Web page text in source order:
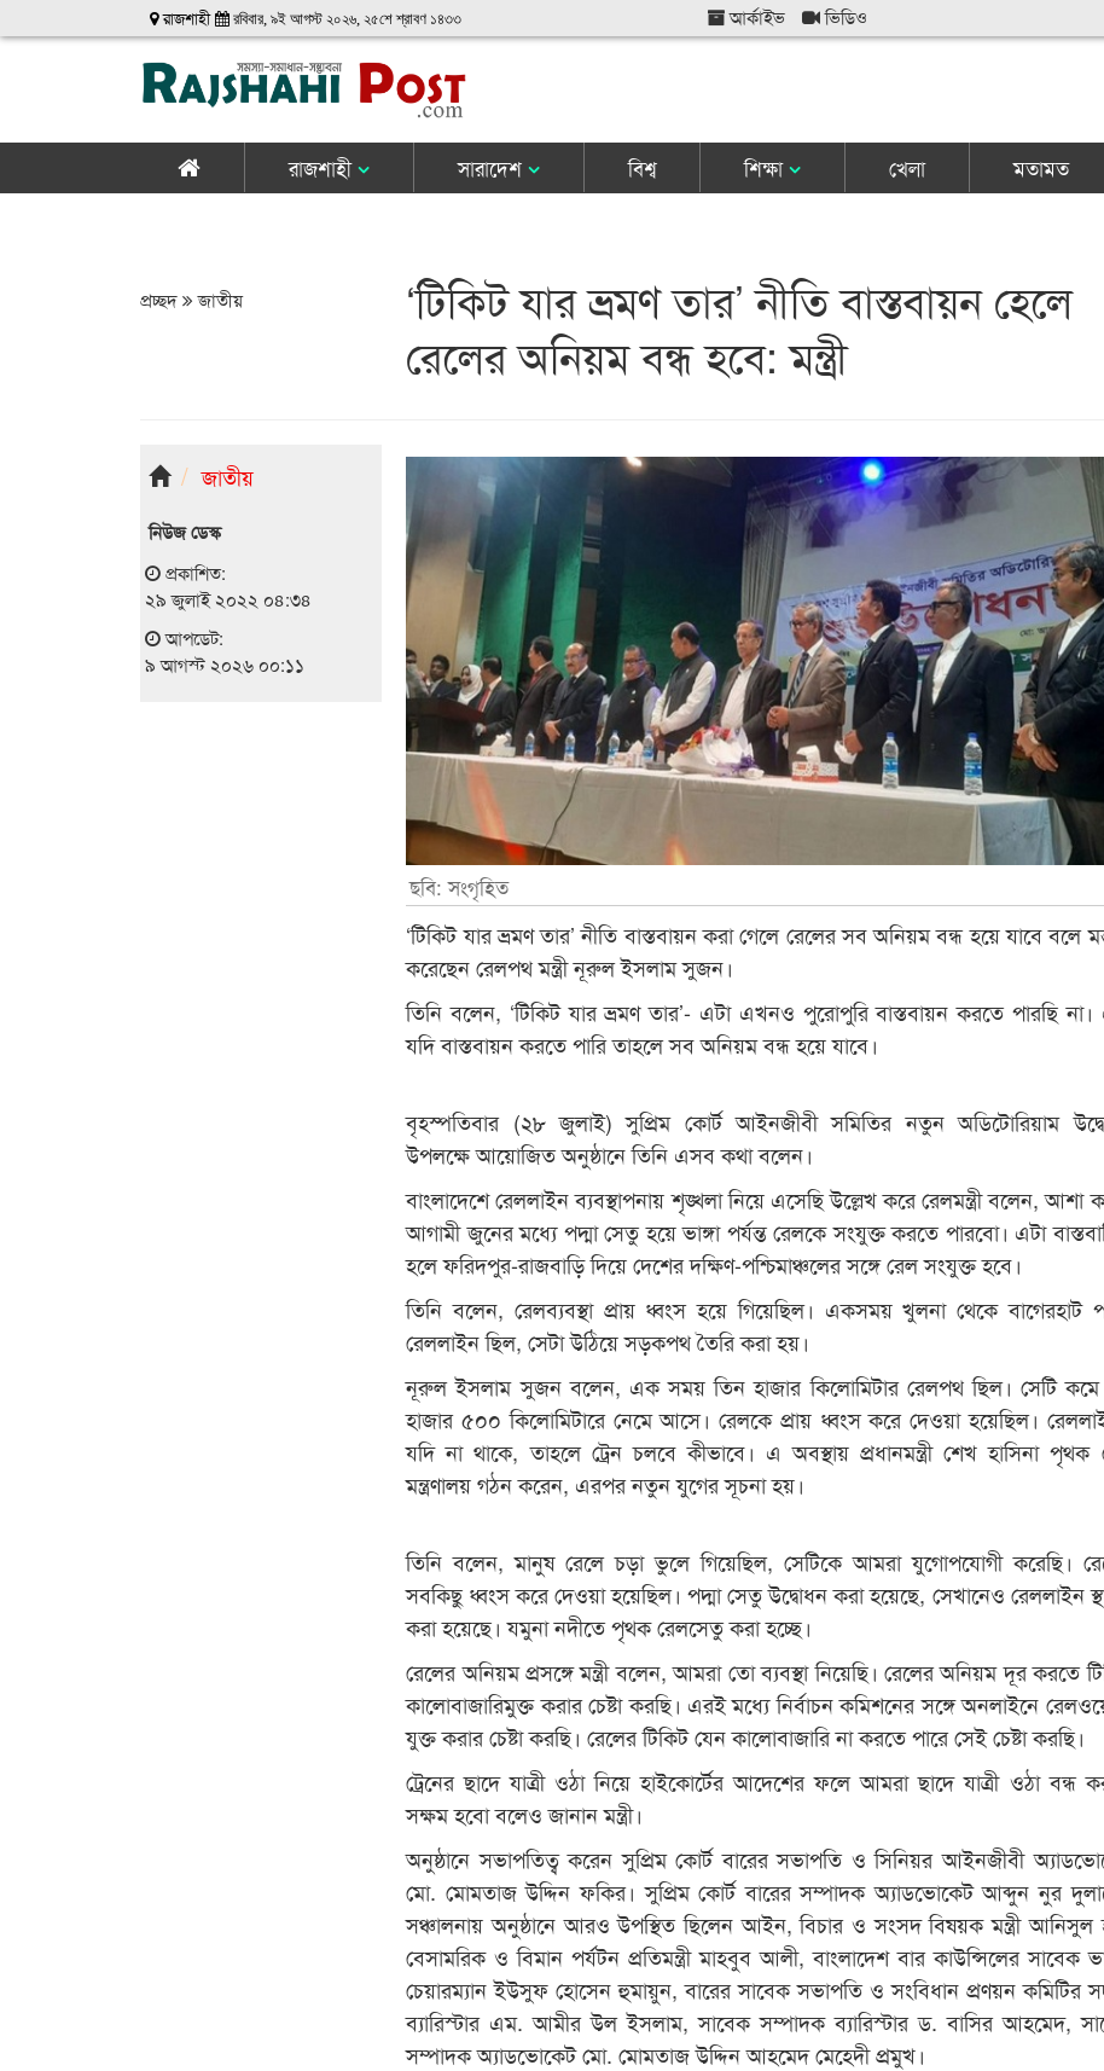
রাজশাহী রবিবার, ৯ই আগস্ট ২০২৬, ২৫শে শ্রাবণ ১৪৩৩ আর্কাইভ ভিডিও
রাজশাহী সারাদেশ বিশ্ব শিক্ষা খেলা মতামত
প্রচ্ছদ জাতীয়
‘টিকিট যার ভ্রমণ তার’ নীতি বাস্তবায়ন হেলে
রেলের অনিয়ম বন্ধ হবে: মন্ত্রী
জাতীয়
নিউজ ডেস্ক
প্রকাশিত:
২৯ জুলাই ২০২২ ০৪:৩৪
আপডেট:
৯ আগস্ট ২০২৬ ০০:১১
ছবি: সংগৃহিত
‘টিকিট যার ভ্রমণ তার’ নীতি বাস্তবায়ন করা গেলে রেলের সব অনিয়ম বন্ধ হয়ে যাবে বলে
করেছেন রেলপথ মন্ত্রী নূরুল ইসলাম সুজন।
তিনি বলেন, ‘টিকিট যার ভ্রমণ তার’- এটা এখনও পুরোপুরি বাস্তবায়ন করতে পারছি না।
যদি বাস্তবায়ন করতে পারি তাহলে সব অনিয়ম বন্ধ হয়ে যাবে।
বৃহস্পতিবার (২৮ জুলাই) সুপ্রিম কোর্ট আইনজীবী সমিতির নতুন অডিটোরিয়াম
উপলক্ষে আয়োজিত অনুষ্ঠানে তিনি এসব কথা বলেন।
বাংলাদেশে রেললাইন ব্যবস্থাপনায় শৃঙ্খলা নিয়ে এসেছি উল্লেখ করে রেলমন্ত্রী বলেন, আশা
আগামী জুনের মধ্যে পদ্মা সেতু হয়ে ভাঙ্গা পর্যন্ত রেলকে সংযুক্ত করতে পারবো। এটা
হলে ফরিদপুর-রাজবাড়ি দিয়ে দেশের দক্ষিণ-পশ্চিমাঞ্চলের সঙ্গে রেল সংযুক্ত হবে।
তিনি বলেন, রেলব্যবস্থা প্রায় ধ্বংস হয়ে গিয়েছিল। একসময় খুলনা থেকে বাগেরহাট
রেললাইন ছিল, সেটা উঠিয়ে সড়কপথ তৈরি করা হয়।
নূরুল ইসলাম সুজন বলেন, এক সময় তিন হাজার কিলোমিটার রেলপথ ছিল। সেটি
হাজার ৫০০ কিলোমিটারে নেমে আসে। রেলকে প্রায় ধ্বংস করে দেওয়া হয়েছিল।
যদি না থাকে, তাহলে ট্রেন চলবে কীভাবে। এ অবস্থায় প্রধানমন্ত্রী শেখ হাসিনা পৃথক
মন্ত্রণালয় গঠন করেন, এরপর নতুন যুগের সূচনা হয়।
তিনি বলেন, মানুষ রেলে চড়া ভুলে গিয়েছিল, সেটিকে আমরা যুগোপযোগী করেছি।
সবকিছু ধ্বংস করে দেওয়া হয়েছিল। পদ্মা সেতু উদ্বোধন করা হয়েছে, সেখানেও রেললাইন
করা হয়েছে। যমুনা নদীতে পৃথক রেলসেতু করা হচ্ছে।
রেলের অনিয়ম প্রসঙ্গে মন্ত্রী বলেন, আমরা তো ব্যবস্থা নিয়েছি। রেলের অনিয়ম দূর করতে
কালোবাজারিমুক্ত করার চেষ্টা করছি। এরই মধ্যে নির্বাচন কমিশনের সঙ্গে অনলাইনে
যুক্ত করার চেষ্টা করছি। রেলের টিকিট যেন কালোবাজারি না করতে পারে সেই চেষ্টা করছি।
ট্রেনের ছাদে যাত্রী ওঠা নিয়ে হাইকোর্টের আদেশের ফলে আমরা ছাদে যাত্রী ওঠা বন্ধ
সক্ষম হবো বলেও জানান মন্ত্রী।
অনুষ্ঠানে সভাপতিত্ব করেন সুপ্রিম কোর্ট বারের সভাপতি ও সিনিয়র আইনজীবী
মো. মোমতাজ উদ্দিন ফকির। সুপ্রিম কোর্ট বারের সম্পাদক অ্যাডভোকেট আব্দুন নুর
সঞ্চালনায় অনুষ্ঠানে আরও উপস্থিত ছিলেন আইন, বিচার ও সংসদ বিষয়ক মন্ত্রী
বেসামরিক ও বিমান পর্যটন প্রতিমন্ত্রী মাহবুব আলী, বাংলাদেশ বার কাউন্সিলের সাবেক
চেয়ারম্যান ইউসুফ হোসেন হুমায়ুন, বারের সাবেক সভাপতি ও সংবিধান প্রণয়ন কমিটির
ব্যারিস্টার এম. আমীর উল ইসলাম, সাবেক সম্পাদক ব্যারিস্টার ড. বাসির আহমেদ,
সম্পাদক অ্যাডভোকেট মো. মোমতাজ উদ্দিন আহমেদ মেহেদী প্রমুখ।